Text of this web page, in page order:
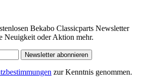
Bekabo Classicparts Newsletter
Neuigkeit oder Aktion mehr.
Newsletter abonnieren
zur Kenntnis genommen.